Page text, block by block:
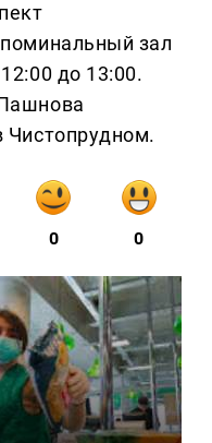
зал
до 13:00.
Чистопрудном.
0 0